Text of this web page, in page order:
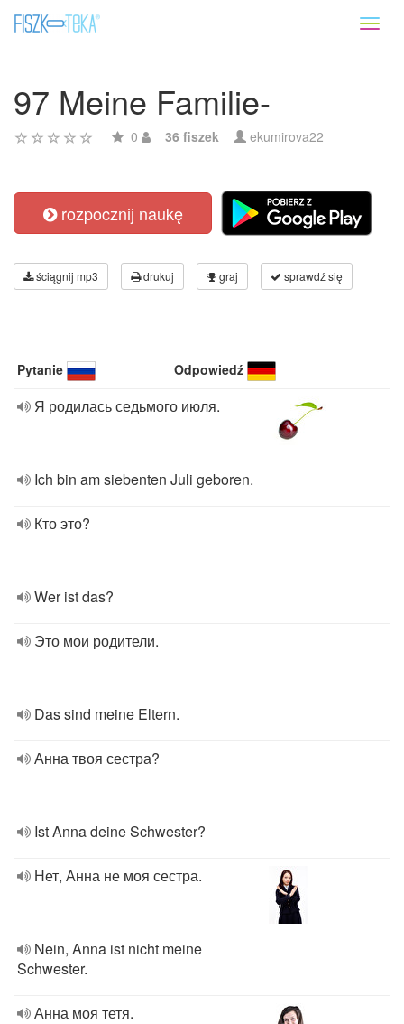
97 Meine Familie-
0 36 fiszek ekumirova22
rozpocznij naukę
ściągnij mp3 drukuj graj sprawdź się
Pytanie Odpowiedź
Я родилась седьмого июля.
Ich bin am siebenten Juli geboren.
Кто это?
Wer ist das?
Это мои родители.
Das sind meine Eltern.
Анна твоя сестра?
Ist Anna deine Schwester?
Нет, Анна не моя сестра.
Nein, Anna ist nicht meine
Schwester.
Анна моя тетя.